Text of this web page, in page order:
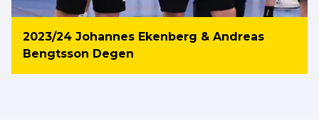
2023/24 Johannes Ekenberg & Andreas
Bengtsson Degen